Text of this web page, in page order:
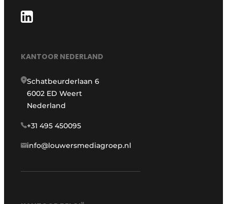
KANTOOR NEDERLAND
Schatbeurderlaan 6
6002 ED Weert
Nederland
+31 495 450095
info@louwersmediagroep.nl